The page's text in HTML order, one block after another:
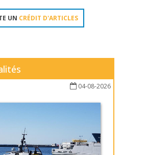
UN CRÉDIT D'ARTICLES
04-08-2026